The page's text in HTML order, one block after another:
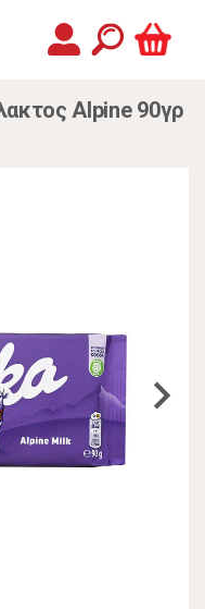
Alpine 90γρ